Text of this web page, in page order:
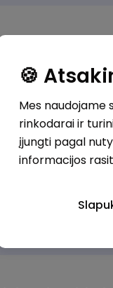
Marijampolė
mokesčius
🍪
Mes naudojame
rinkodarai ir
įjungti pagal
informacijos